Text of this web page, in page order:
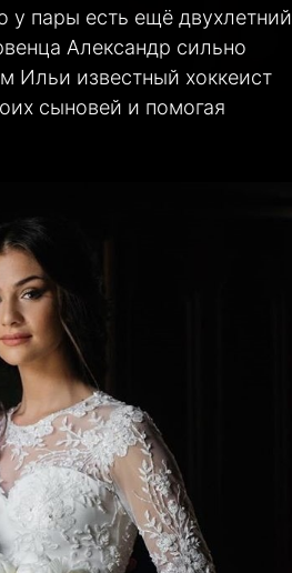
пары есть ещё двухлетний
Александр сильно
Ильи известный хоккеист
сыновей и помогая